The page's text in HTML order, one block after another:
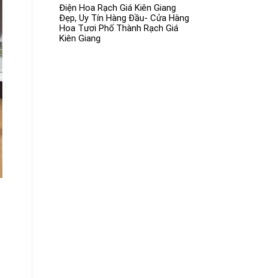
Điện Hoa Rạch Giá Kiên Giang
Đẹp, Uy Tín Hàng Đầu- Cửa Hàng
Hoa Tươi Phố Thành Rạch Giá
Kiên Giang